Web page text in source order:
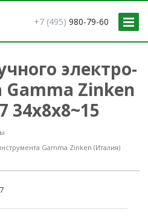
+7 (495) 980-79-60
электро-
Zinken
34x8x8~15
Gamma Zinken (Италия)